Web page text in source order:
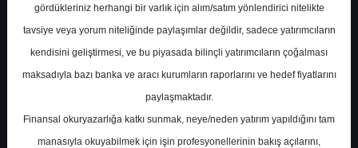
En Yüksek Tahmin
Ortalama Fiyat Tahmini
Ortalama Getiri Potansiyeli
gördükleriniz herhangi bir varlık için alım/satım yönlendirici nitelikte
tavsiye veya yorum niteliğinde paylaşımlar değildir, sadece yatırımcıların
kendisini geliştirmesi, ve bu piyasada bilinçli yatırımcıların çoğalması
maksadıyla bazı banka ve aracı kurumların raporlarını ve hedef fiyatlarını
paylaşmaktadır.
Finansal okuryazarlığa katkı sunmak, neye/neden yatırım yapıldığını tam
manasıyla okuyabilmek için işin profesyonellerinin bakış açılarını,